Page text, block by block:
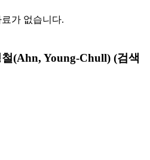
가 없습니다.
(Ahn, Young-Chull) (검색